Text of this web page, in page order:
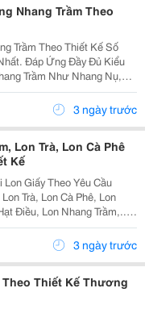
Nhang Trầm Theo
Trầm Theo Thiết Kế Số
Đáp Ứng Đầy Đủ Kiểu
Trầm Như Nhang Nụ,
Tăm, Nhang Khoanh,
Lon Nhang Các Loại, Hộp
3 ngày trước
Lon Trà, Lon Cà Phê
Kế
Giấy Theo Yêu Cầu
Trà, Lon Cà Phê, Lon
Điều, Lon Nhang Trầm,...
Nhanh, Số Lượng Lớn,
Web:
3 ngày trước
Thiết Kế Thương